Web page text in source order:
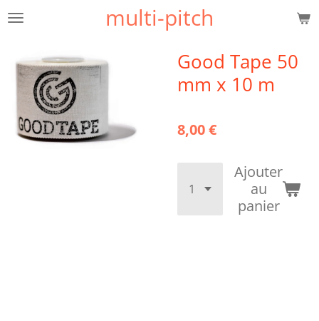
Passer
principal
multi-pitch
Good Tape 50
mm x 10 m
8,00 €
Ajouter
au
panier